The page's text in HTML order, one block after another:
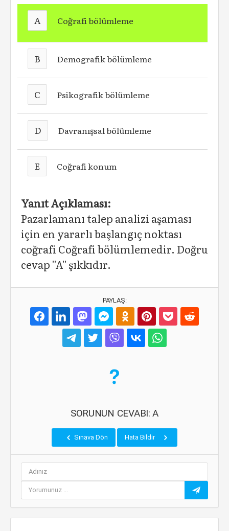
A Coğrafi bölümleme
B Demografik bölümleme
C Psikografik bölümleme
D Davranışsal bölümleme
E Coğrafi konum
Yanıt Açıklaması:
Pazarlamanı talep analizi aşaması
için en yararlı başlangıç noktası
coğrafi Coğrafi bölümlemedir. Doğru
cevap ''A'' şıkkıdır.
PAYLAŞ:
SORUNUN CEVABI: A
Sınava Dön Hata Bildir